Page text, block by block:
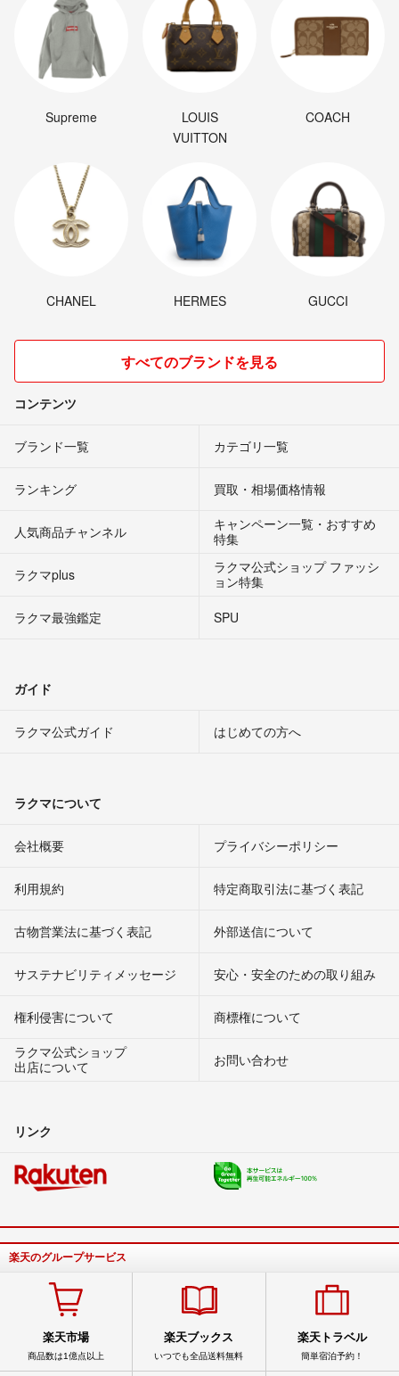
Supreme
LOUIS
VUITTON
COACH
CHANEL HERMES GUCCI
すべてのブランドを見る
コンテンツ
ブランド一覧 カテゴリ一覧
ランキング 買取・相場価格情報
人気商品チャンネル
キャンペーン一覧・おすすめ
特集
ラクマplus
ラクマ公式ショップ ファッシ
ョン特集
ラクマ最強鑑定
SPU
ガイド
ラクマ公式ガイド はじめての方へ
ラクマについて
会社概要 プライバシーポリシー
利用規約 特定商取引法に基づく表記
古物営業法に基づく表記 外部送信について
サステナビリティメッセージ 安心・安全のための取り組み
権利侵害について
商標権について
ラクマ公式ショップ
出店について
お問い合わせ
リンク
楽天のグループサービス
楽天市場
商品数は1億点以上
楽天ブックス
いつでも全品送料無料
楽天トラベル
簡単宿泊予約！